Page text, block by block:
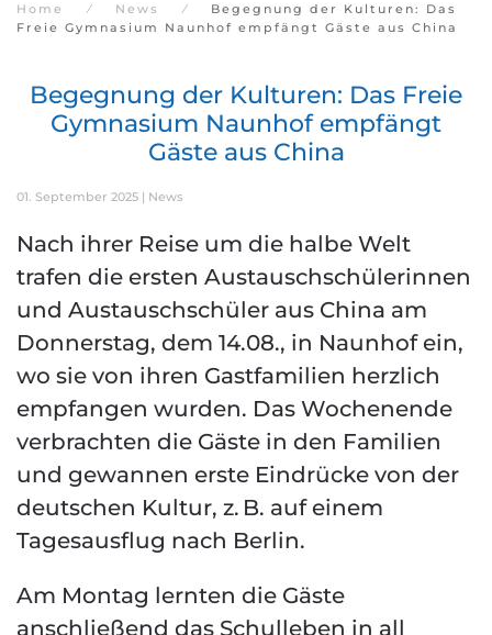
Home News
Begegnung der Kulturen: Das
Freie Gymnasium Naunhof empfängt Gäste aus China
Begegnung der Kulturen: Das Freie
Gymnasium Naunhof empfängt
Gäste aus China
01. September 2025 | News
Nach ihrer Reise um die halbe Welt
trafen die ersten Austauschschülerinnen
und Austauschschüler aus China am
Donnerstag, dem 14.08., in Naunhof ein,
wo sie von ihren Gastfamilien herzlich
empfangen wurden. Das Wochenende
verbrachten die Gäste in den Familien
und gewannen erste Eindrücke von der
deutschen Kultur, z. B. auf einem
Tagesausflug nach Berlin.
Am Montag lernten die Gäste
anschließend das Schulleben in all